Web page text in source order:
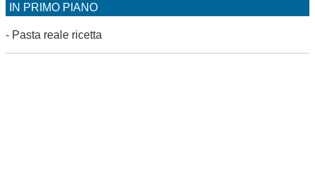
IN PRIMO PIANO
- Pasta reale ricetta